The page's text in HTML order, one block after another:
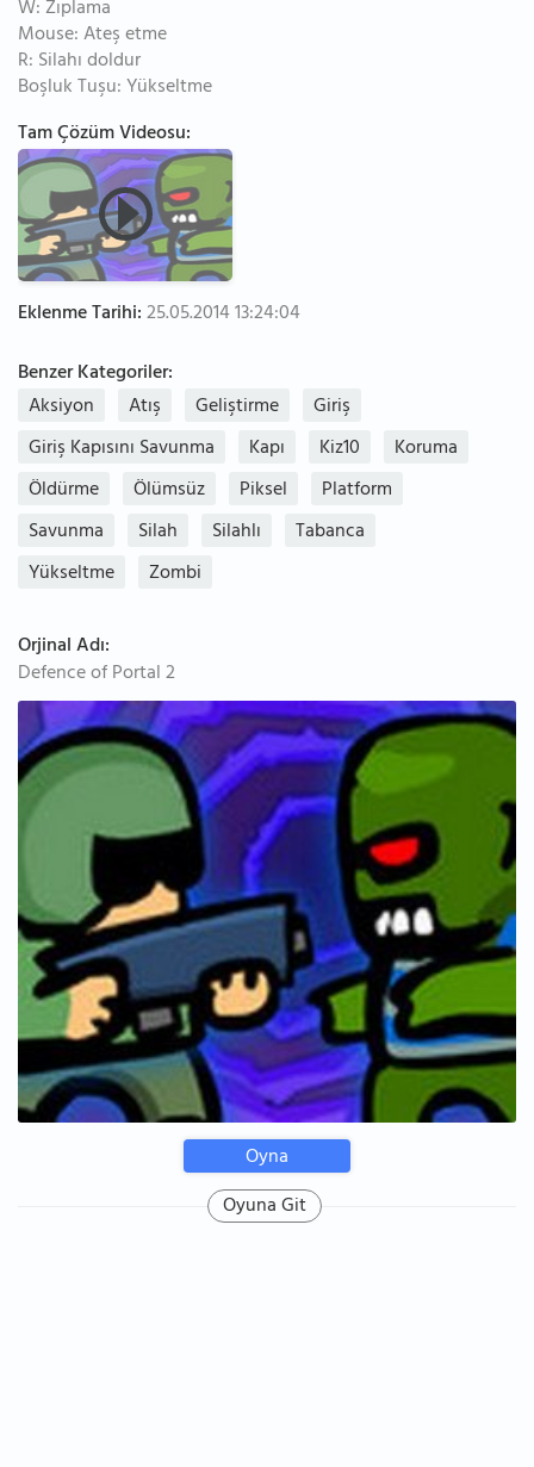
W: Zıplama
Mouse: Ateş etme
R: Silahı doldur
Boşluk Tuşu: Yükseltme
Tam Çözüm Videosu:
Eklenme Tarihi:25.05.2014 13:24:04
Benzer Kategoriler:
Aksiyon
Atış Geliştirme
Giriş
Giriş Kapısını Savunma
Kapı Kiz10
Koruma
Öldürme
Ölümsüz Piksel
Platform
Savunma
Silah Silahlı
Tabanca
Yükseltme
Zombi
Orjinal Adı:
Defence of Portal 2
Oyna
Oyuna Git